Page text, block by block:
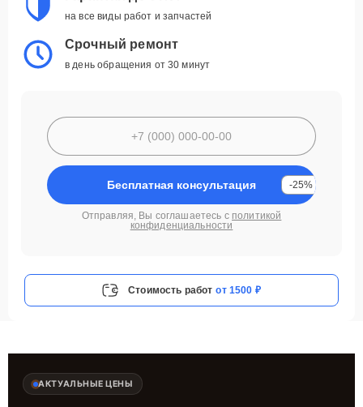
на все виды работ и запчастей
Срочный ремонт
в день обращения от 30 минут
Бесплатная консультация -25%
Отправляя, Вы соглашаетесь с политикой
конфиденциальности
Стоимость работ от 1500 ₽
АКТУАЛЬНЫЕ ЦЕНЫ